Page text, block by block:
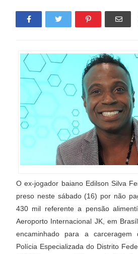
O ex-jogador baiano Edilson Silva
preso neste sábado (16) por não
430 mil referente a pensão
Aeroporto Internacional JK, em
encaminhado para a carceragem
Polícia Especializada do Distrito